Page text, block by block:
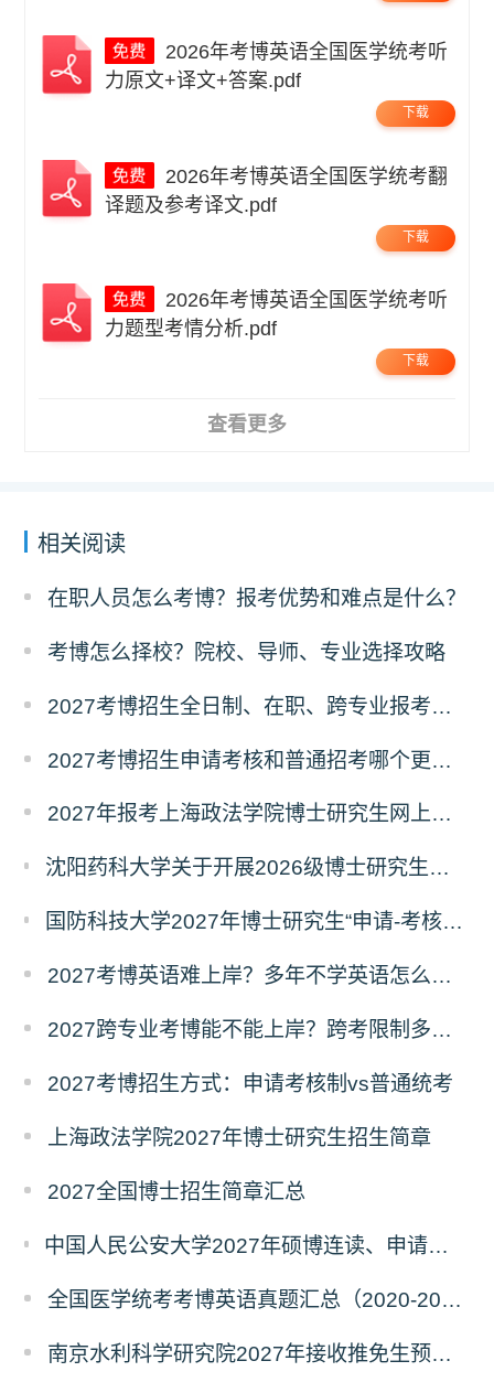
力原文+译文+答案.pdf
下载
译题及参考译文.pdf
下载
力题型考情分析.pdf
下载
查看更多
相关阅读
在职人员怎么考博？报考优势和难点是什么？
考博怎么择校？院校、导师、专业选择攻略
2027考博招生全日制、在职、跨专业报考要求
2027考博招生申请考核和普通招考哪个更好考？
2027年报考上海政法学院博士研究生网上报名公告
沈阳药科大学关于开展2026级博士研究生录取后信息采集及档案调取等相关工作的通知
国防科技大学2027年博士研究生“申请-考核”制招生专业基础笔试考试大纲
2027考博英语难上岸？多年不学英语怎么备考？
2027跨专业考博能不能上岸？跨考限制多不多？
2027考博招生方式：申请考核制vs普通统考
上海政法学院2027年博士研究生招生简章
2027全国博士招生简章汇总
中国人民公安大学2027年硕博连读、申请考核、本科直博博士研究生招生报名事宜的通知
全国医学统考考博英语真题汇总（2020-2026年）
南京水利科学研究院2027年接收推免生预报名公告